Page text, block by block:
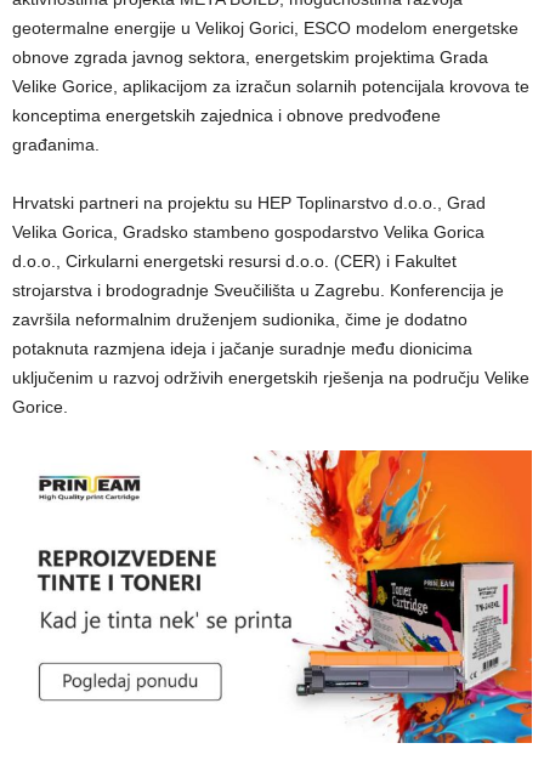
geotermalne energije u Velikoj Gorici, ESCO modelom energetske
obnove zgrada javnog sektora, energetskim projektima Grada
Velike Gorice, aplikacijom za izračun solarnih potencijala krovova te
konceptima energetskih zajednica i obnove predvođene
građanima.
Hrvatski partneri na projektu su HEP Toplinarstvo d.o.o., Grad
Velika Gorica, Gradsko stambeno gospodarstvo Velika Gorica
d.o.o., Cirkularni energetski resursi d.o.o. (CER) i Fakultet
strojarstva i brodogradnje Sveučilišta u Zagrebu. Konferencija je
završila neformalnim druženjem sudionika, čime je dodatno
potaknuta razmjena ideja i jačanje suradnje među dionicima
uključenim u razvoj održivih energetskih rješenja na području Velike
Gorice.